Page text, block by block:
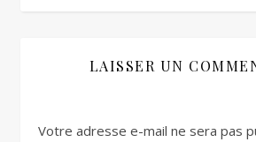
LAISSER UN
Votre adresse e-mail ne sera pas